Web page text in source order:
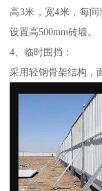
高3米，宽4米，每间
设置高500mm砖墙。
4、临时围挡：
采用轻钢骨架结构，